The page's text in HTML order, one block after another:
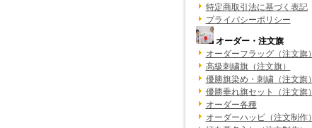
特定商取引法に基づく表記
プライバシーポリシー
オーダー・注文旗
オーダーフラッグ（注文旗）
高級刺繍旗（注文旗）
優勝旗染め・刺繍（注文旗）
優勝垂れ旗セット（注文旗）
オーダー各種
オーダーハッピ（注文制作）